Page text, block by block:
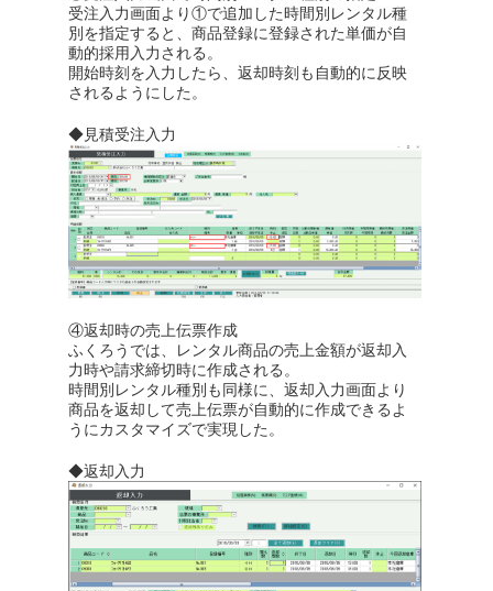
受注入力画面より①で追加した時間別レンタル種
別を指定すると、商品登録に登録された単価が自
動的採用入力される。
開始時刻を入力したら、返却時刻も自動的に反映
されるようにした。
◆見積受注入力
④返却時の売上伝票作成
ふくろうでは、レンタル商品の売上金額が返却入
力時や請求締切時に作成される。
時間別レンタル種別も同様に、返却入力画面より
商品を返却して売上伝票が自動的に作成できるよ
うにカスタマイズで実現した。
◆返却入力